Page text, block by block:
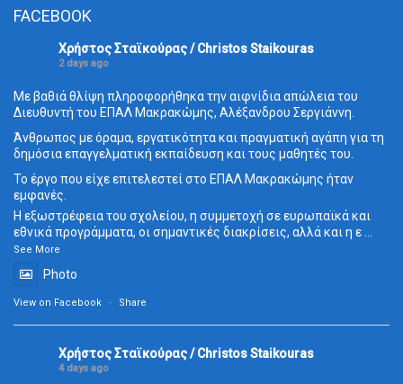
FACEBOOK
Χρήστος Σταϊκούρας / Christos Staikouras
2 days ago
Με βαθιά θλίψη πληροφορήθηκα την αιφνίδια απώλεια του
Διευθυντή του ΕΠΑΛ Μακρακώμης, Αλέξανδρου Σεργιάννη.
Άνθρωπος με όραμα, εργατικότητα και πραγματική αγάπη για τη
δημόσια επαγγελματική εκπαίδευση και τους μαθητές του.
Το έργο που είχε επιτελεστεί στο ΕΠΑΛ Μακρακώμης ήταν
εμφανές.
Η εξωστρέφεια του σχολείου, η συμμετοχή σε ευρωπαϊκά και
εθνικά προγράμματα, οι σημαντικές διακρίσεις, αλλά και η ε...
See More
Photo
View on Facebook · Share
Χρήστος Σταϊκούρας / Christos Staikouras
4 days ago